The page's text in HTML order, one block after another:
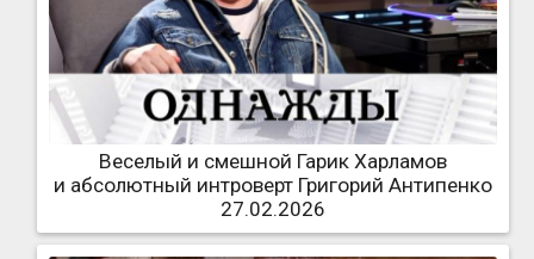
Веселый и смешной Гарик Харламов
и абсолютный интроверт Григорий Антипенко
27.02.2026